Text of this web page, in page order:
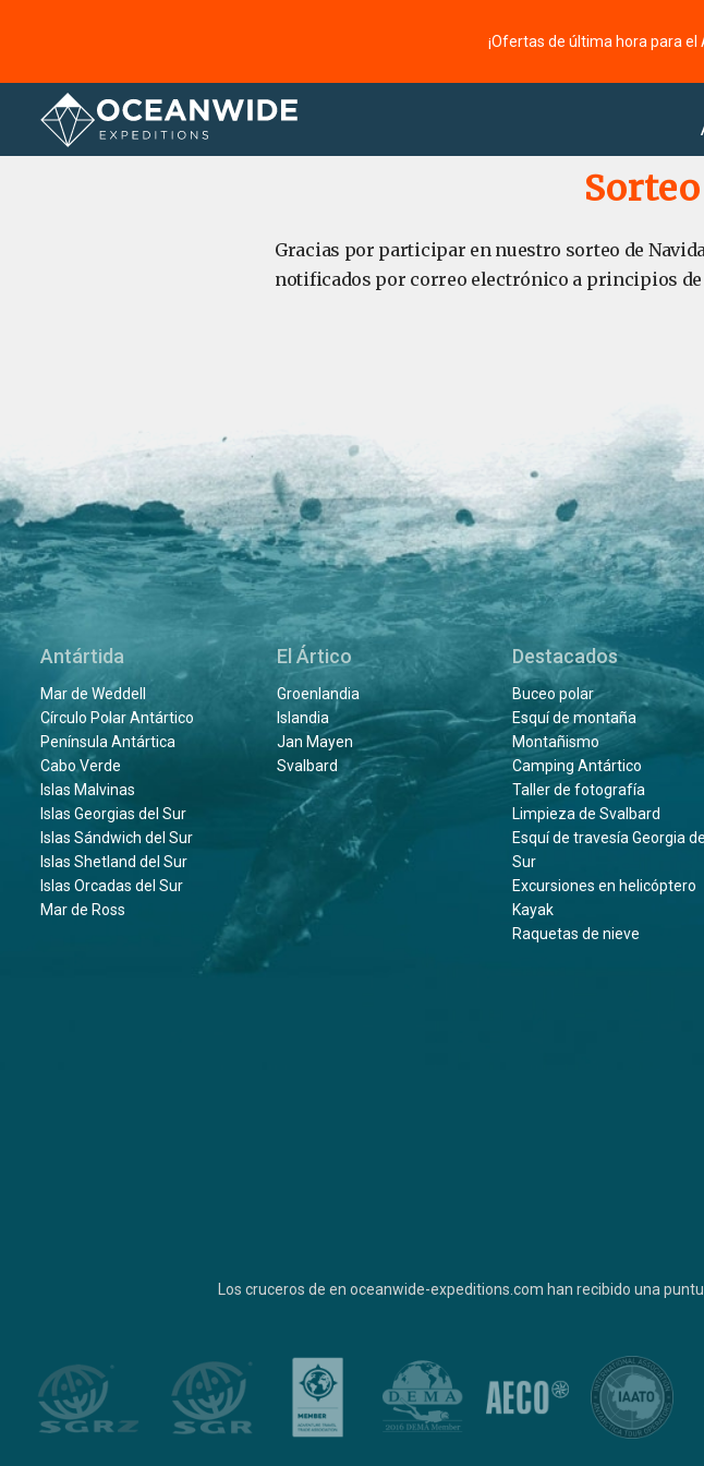
¡Ofertas de última hora para
Página principal Acerca de
Gracias por participar en nuestro sorteo de
notificados por correo electrónico a principios de
Antártida
Mar de Weddell
Círculo Polar Antártico
Península Antártica
Cabo Verde
Islas Malvinas
Islas Georgias del Sur
Islas Sándwich del Sur
Islas Shetland del Sur
Islas Orcadas del Sur
Mar de Ross
El Ártico
Groenlandia
Islandia
Jan Mayen
Svalbard
Destacados
Buceo polar
Esquí de montaña
Montañismo
Camping Antártico
Taller de fotografía
Limpieza de Svalbard
Esquí de travesía Georgia del
Sur
Excursiones en helicóptero
Kayak
Raquetas de nieve
Los cruceros de en oceanwide-expeditions.com han recibido una